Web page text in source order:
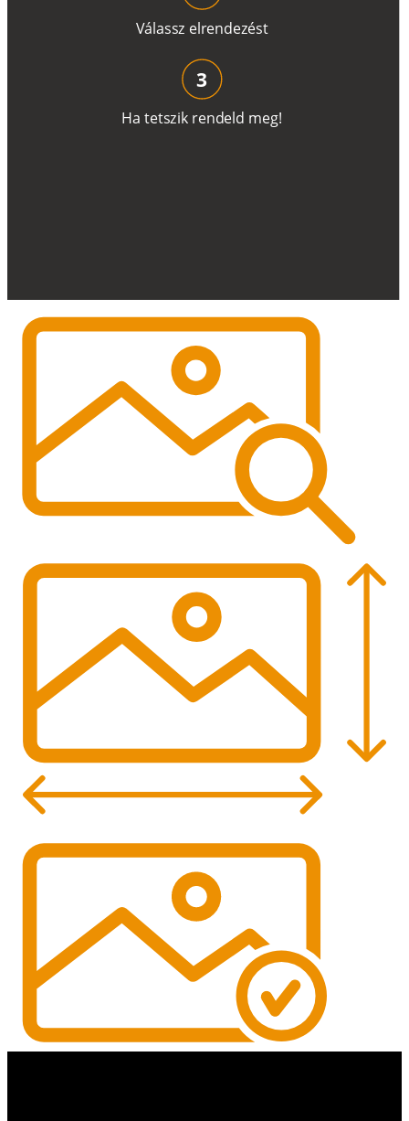
Válassz elrendezést
Ha tetszik rendeld meg!
3